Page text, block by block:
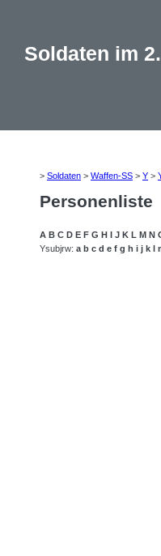
Soldaten im
> Soldaten > Waffen-SS > Y >
Personenliste
A B C D E F G H I J K L M N
Ysubjrw: a b c d e f g h i j k l